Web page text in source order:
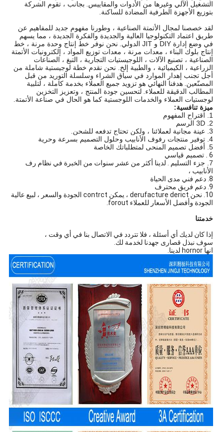
التشغيل الآلي وغيرها من الأدوات والمقاييس. بجانب ، تقوم الشركة
بتوزيع الأجهزة الطرفية المضادة للساكنة.
لقد خصصنا لمجال الأتمتة الصناعية ، وطورنا مفهوم جديد للمفاهيم عن
طريق اعتماد التكنولوجيا العالية والجديدة والفكرة الجديدة ، مما يسهم
في وضع إدارة DIY و JIT الدولي.
نحن نوفر خط إنتاج وحدة مرنة ، خط
إنتاج بلوك البناء ، معدات مرنة ، معدات توزيع المواد ، إلكترونيات الأتمتة
الصناعية ، تصنيع الآلات ، اللوجيستيات التجارية ، التبغ ، الصناعات
الزراعية ، الكيميائية ، والطبية إلخ. نحن نقدم خطة لوجيستية شاملة من
أجل تجنب إهدار الموارد في سياق الشراء وسلسلة التوريد من قبل
المصنّعين. هدفنا النهائي هو تزويد جميع العملاء بخدمة كاملة ، لتلبية
المطالب الدقيقة للعملاء. لتحسين جودة المنتج ، وتعزيز التخزين
لوجستيات العملاء والخدمات اللوجستية كما هو الحال في صناعة الأتمتة.
ميزة تنافسية:
1. اقتراح المفهوم
2. 3D الرسم
3. عينة مجانية لعملائنا ، ولكن تحتاج تدفعه للشحن.
4. توفير منتجات رفوف الأنابيب وحلول التصميم بسرعة وحرية
5. أفضل تصميم المنحى لمتطلباتك الخاصة
6
. تصميم قياسي
7. جزء التسليم
. لدينا أكثر من عشر سنوات من الخبرة في نظام رف
الأنابيب ،
8. دعم فني مدى الحياة
9. دعم فريق محترف
10. نحن derufacture derict ، يمكن contrct الجودة والسعر ، لبيع عالية
الجودة وأفضل الأسعار للعملاء forout.
خدمتنا
إذا كان لديك أي أسئلة ، فلا تتردد في الاتصال بنا في أي وقت ،
سوف نبذل قصارى جهدنا لخدمة لك.
انها hornor لدينا.